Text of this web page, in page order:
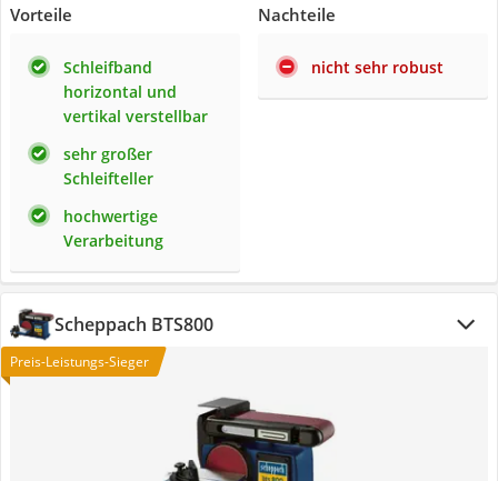
Vorteile
Schleifband
horizontal und
vertikal verstellbar
sehr großer
Schleifteller
hochwertige
Verarbeitung
Nachteile
nicht sehr robust
Scheppach BTS800
Preis-Leistungs-Sieger